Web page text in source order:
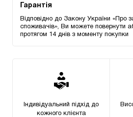
Гарантія
Відповідно до Закону України «Про
споживачів», Ви можете повернути
протягом 14 днів з моменту покупки
Індивідуальний підхід до
кожного клієнта